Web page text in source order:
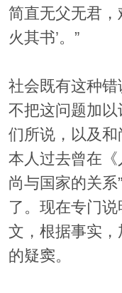
简直无父无君，
火其书’。”
社会既有这种
不把这问题加
们所说，以及和
本人过去曾在《
尚与国家的关系
了。现在专门
文，根据事实
的疑窦。